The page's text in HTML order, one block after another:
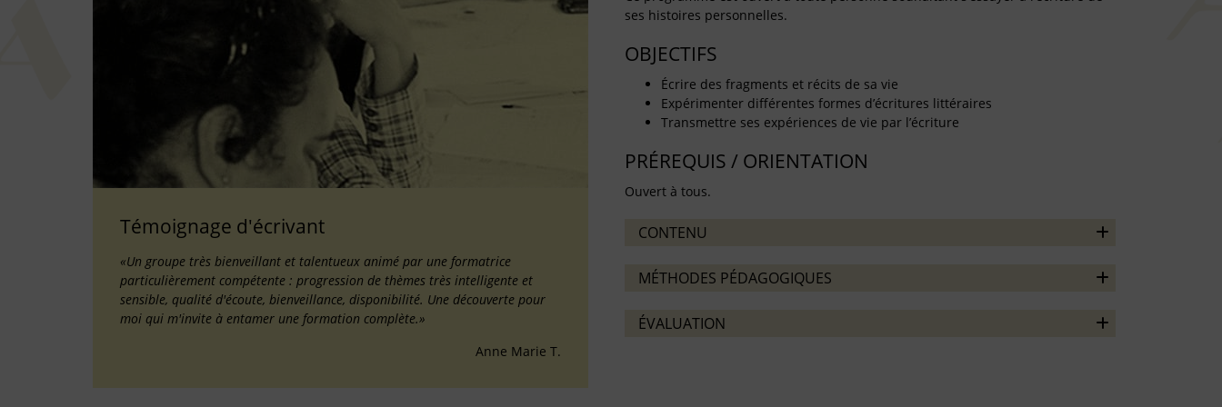
Témoignage d'écrivant
«Un groupe très bienveillant et talentueux animé par une formatrice
particulièrement compétente : progression de thèmes très intelligente et
sensible, qualité d'écoute, bienveillance, disponibilité. Une découverte pour
moi qui m'invite à entamer une formation complète.»
Anne Marie T.
ses histoires personnelles.
OBJECTIFS
Écrire des fragments et récits de sa vie
Expérimenter différentes formes d’écritures littéraires
Transmettre ses expériences de vie par l’écriture
PRÉREQUIS / ORIENTATION
Ouvert à tous.
CONTENU
MÉTHODES PÉDAGOGIQUES
ÉVALUATION